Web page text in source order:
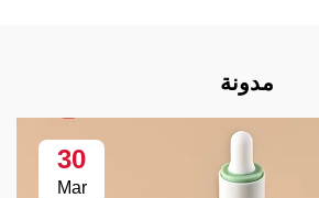
مدونة
30
Mar